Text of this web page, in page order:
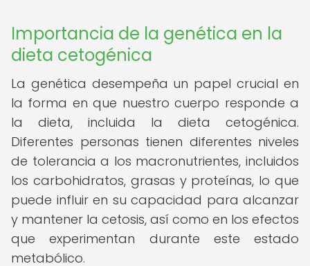
Importancia de la genética en la
dieta cetogénica
La genética desempeña un papel crucial en
la forma en que nuestro cuerpo responde a
la dieta, incluida la dieta cetogénica.
Diferentes personas tienen diferentes niveles
de tolerancia a los macronutrientes, incluidos
los carbohidratos, grasas y proteínas, lo que
puede influir en su capacidad para alcanzar
y mantener la cetosis, así como en los efectos
que experimentan durante este estado
metabólico.